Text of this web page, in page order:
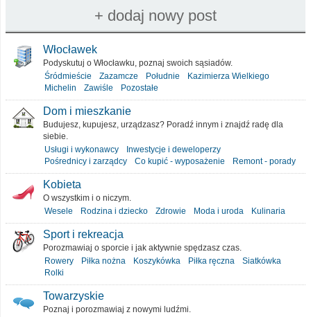
Włocławek
Podyskutuj o Włocławku, poznaj swoich sąsiadów.
Śródmieście
Zazamcze Południe
Kazimierza Wielkiego
Michelin
Zawiśle Pozostałe
Dom i mieszkanie
Budujesz, kupujesz, urządzasz? Poradź innym i znajdź radę dla
siebie.
Usługi i wykonawcy
Inwestycje i deweloperzy
Pośrednicy i zarządcy
Co kupić - wyposażenie Remont - porady
Kobieta
O wszystkim i o niczym.
Wesele
Rodzina i dziecko Zdrowie Moda i uroda Kulinaria
Sport i rekreacja
Porozmawiaj o sporcie i jak aktywnie spędzasz czas.
Rowery
Piłka nożna Koszykówka Piłka ręczna
Siatkówka
Rolki
Towarzyskie
Poznaj i porozmawiaj z nowymi ludźmi.